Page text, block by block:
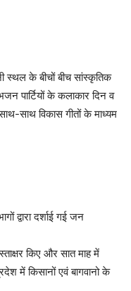
स्थल के बीचों बीच सांस्कृतिक
पार्टियों के कलाकार दिन व
साथ विकास गीतों के माध्यम
द्वारा दर्शाई गई जन
किए और सात माह में
में किसानों एवं बागवानो के